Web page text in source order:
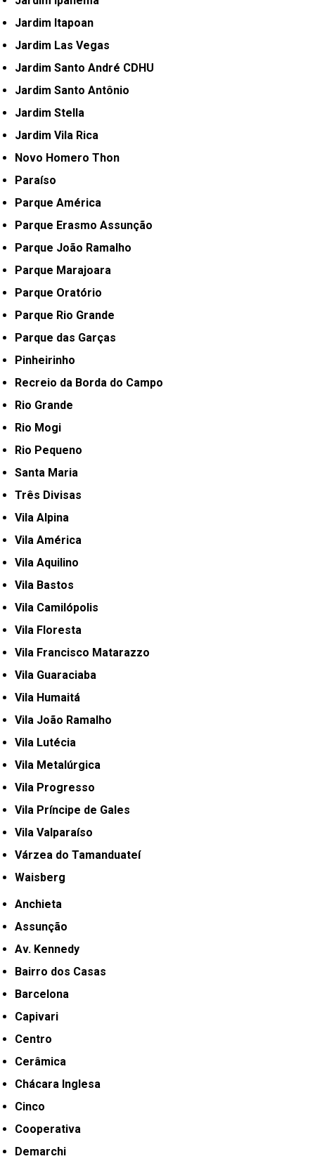
Jardim Itapoan
Jardim Las Vegas
Jardim Santo André CDHU
Jardim Santo Antônio
Jardim Stella
Jardim Vila Rica
Novo Homero Thon
Paraíso
Parque América
Parque Erasmo Assunção
Parque João Ramalho
Parque Marajoara
Parque Oratório
Parque Rio Grande
Parque das Garças
Pinheirinho
Recreio da Borda do Campo
Rio Grande
Rio Mogi
Rio Pequeno
Santa Maria
Três Divisas
Vila Alpina
Vila América
Vila Aquilino
Vila Bastos
Vila Camilópolis
Vila Floresta
Vila Francisco Matarazzo
Vila Guaraciaba
Vila Humaitá
Vila João Ramalho
Vila Lutécia
Vila Metalúrgica
Vila Progresso
Vila Príncipe de Gales
Vila Valparaíso
Várzea do Tamanduateí
Waisberg
Anchieta
Assunção
Av. Kennedy
Bairro dos Casas
Barcelona
Capivari
Centro
Cerâmica
Chácara Inglesa
Cinco
Cooperativa
Demarchi